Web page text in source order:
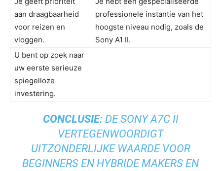
aan draagbaarheid
voor reizen en
vloggen.
professionele instantie van het
hoogste niveau nodig, zoals de
Sony A1 II.
U bent op zoek naar
uw eerste serieuze
spiegelloze
investering.
CONCLUSIE:DE SONY A7C II
VERTEGENWOORDIGT
UITZONDERLIJKE WAARDE VOOR
BEGINNERS EN HYBRIDE MAKERS EN